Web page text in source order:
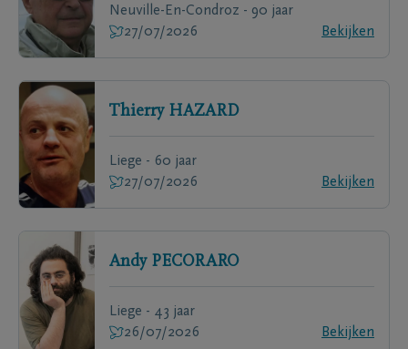
Neuville-En-Condroz - 90 jaar
27/07/2026
Bekijken
Thierry HAZARD
Liege - 60 jaar
27/07/2026
Bekijken
Andy PECORARO
Liege - 43 jaar
26/07/2026
Bekijken